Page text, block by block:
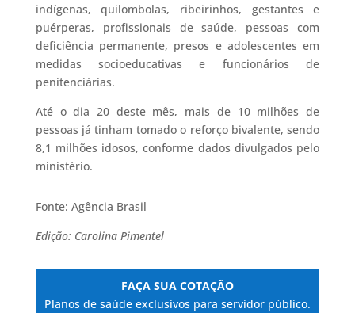
indígenas, quilombolas, ribeirinhos, gestantes e
puérperas, profissionais de saúde, pessoas com
deficiência permanente, presos e adolescentes em
medidas socioeducativas e funcionários de
penitenciárias.
Até o dia 20 deste mês, mais de 10 milhões de
pessoas já tinham tomado o reforço bivalente, sendo
8,1 milhões idosos, conforme dados divulgados pelo
ministério.
Fonte: Agência Brasil
Edição: Carolina Pimentel
FAÇA SUA COTAÇÃO
Planos de saúde exclusivos para servidor público.